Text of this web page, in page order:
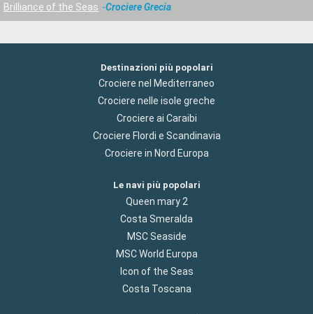
Brilliance of the Seas
Crociere Grecia
Destinazioni più popolari
Crociere nel Mediterraneo
Crociere nelle isole greche
Crociere ai Caraibi
Crociere Flordi e Scandinavia
Crociere in Nord Europa
Le navi più popolari
Queen mary 2
Costa Smeralda
MSC Seaside
MSC World Europa
Icon of the Seas
Costa Toscana